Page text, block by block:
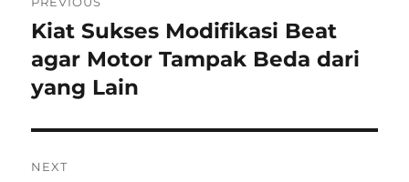
navigation
Previous
post:
Kiat Sukses Modifikasi Beat
agar Motor Tampak Beda dari
yang Lain
NEXT